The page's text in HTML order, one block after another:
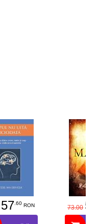
57.60 RON 73.00 58